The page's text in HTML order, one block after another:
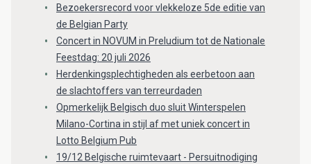
Bezoekersrecord voor vlekkeloze 5de editie van
de Belgian Party
Concert in NOVUM in Preludium tot de Nationale
Feestdag: 20 juli 2026
Herdenkingsplechtigheden als eerbetoon aan
de slachtoffers van terreurdaden
Opmerkelijk Belgisch duo sluit Winterspelen
Milano-Cortina in stijl af met uniek concert in
Lotto Belgium Pub
19/12 Belgische ruimtevaart - Persuitnodiging